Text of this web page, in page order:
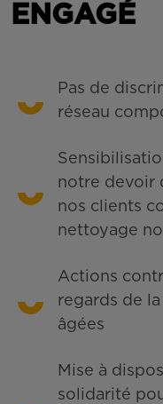
ENGAGÉ
Pas de
réseau
notre devoir
nos clients
nettoyage
Actions
regards de
âgées
Mise à
solidarité